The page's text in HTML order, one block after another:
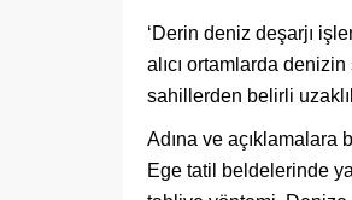
‘Derin deniz deşarjı
alıcı ortamlarda
sahillerden belirli
Adına ve açıklamalara
Ege tatil beldelerinde